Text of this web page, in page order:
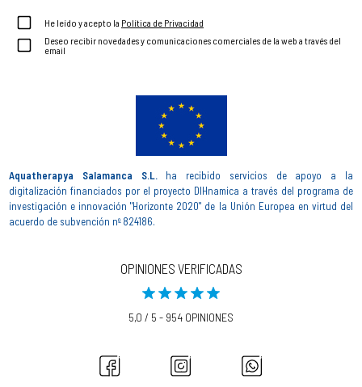
He leído y acepto la Política de Privacidad
Deseo recibir novedades y comunicaciones comerciales de la web a través del
email
Aquatherapya Salamanca S.L. ha recibido servicios de apoyo a la
digitalización financiados por el proyecto DIHnamica a través del programa de
investigación e innovación "Horizonte 2020" de la Unión Europea en virtud del
acuerdo de subvención nº 824186.
OPINIONES VERIFICADAS
5,0 / 5 - 954 OPINIONES